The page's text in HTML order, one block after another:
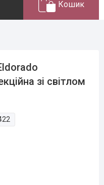
Кошик
зі світлом